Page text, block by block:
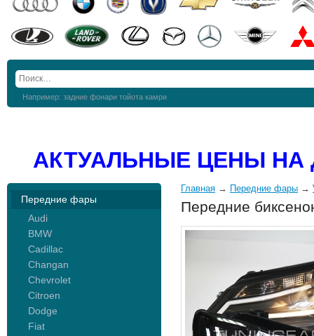
Например: задние фонари тойота камри
АКТУАЛЬНЫЕ ЦЕНЫ
Передние фары
Audi
BMW
Cadillac
Changan
Chevrolet
Citroen
Dodge
Fiat
Главная → Передние фары →
Передние